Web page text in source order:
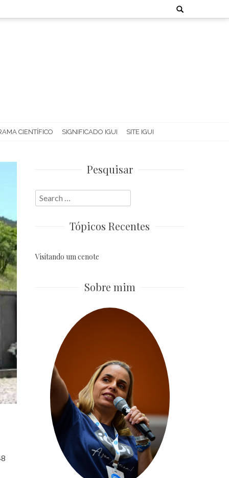
Search
for:
CIENTÍFICO SIGNIFICADO IGUI SITE IGUI
Pesquisar
Search
for:
Tópicos Recentes
Visitando um cenote
Sobre mim